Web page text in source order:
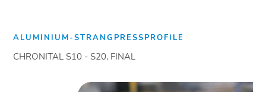
ALUMINIUM-STRANGPRESSPROFILE
CHRONITAL S10 - S20, FINAL